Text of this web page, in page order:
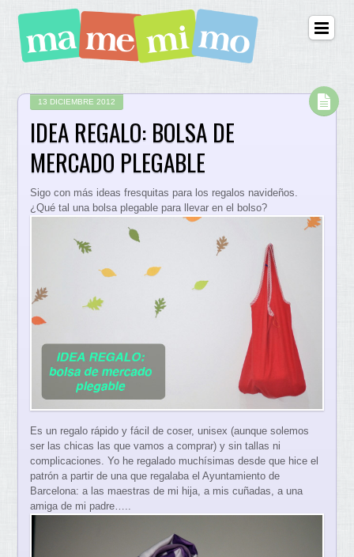
13 DICIEMBRE 2012
IDEA REGALO: BOLSA DE
MERCADO PLEGABLE
Sigo con más ideas fresquitas para los regalos navideños.
¿Qué tal una bolsa plegable para llevar en el bolso?
Es un regalo rápido y fácil de coser, unisex (aunque solemos
ser las chicas las que vamos a comprar) y sin tallas ni
complicaciones. Yo he regalado muchísimas desde que hice el
patrón a partir de una que regalaba el Ayuntamiento de
Barcelona: a las maestras de mi hija, a mis cuñadas, a una
amiga de mi padre…..